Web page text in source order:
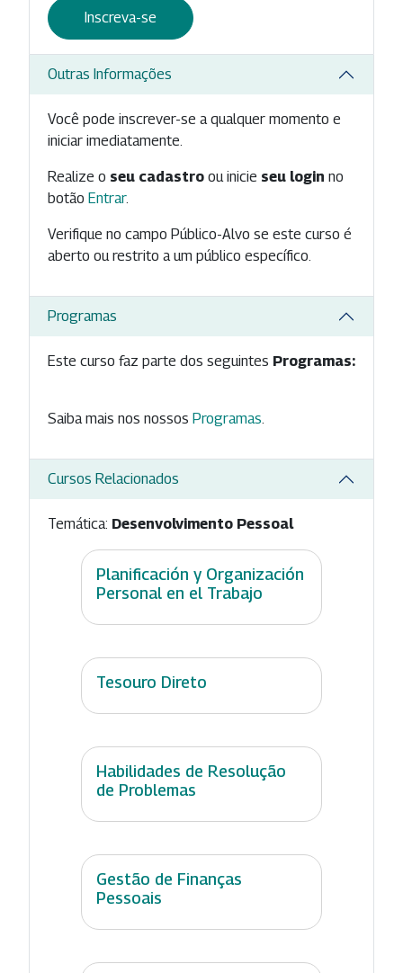
Inscreva-se
Outras Informações
Você pode inscrever-se a qualquer momento e
iniciar imediatamente.
Realize o seu cadastro ou inicie seu login no
botão Entrar.
Verifique no campo Público-Alvo se este curso é
aberto ou restrito a um público específico.
Programas
Este curso faz parte dos seguintes Programas:
Saiba mais nos nossos Programas
Cursos Relacionados
Temática: Desenvolvimento Pessoal
Planificación y Organización
Personal en el Trabajo
Tesouro Direto
Habilidades de Resolução
de Problemas
Gestão de Finanças
Pessoais